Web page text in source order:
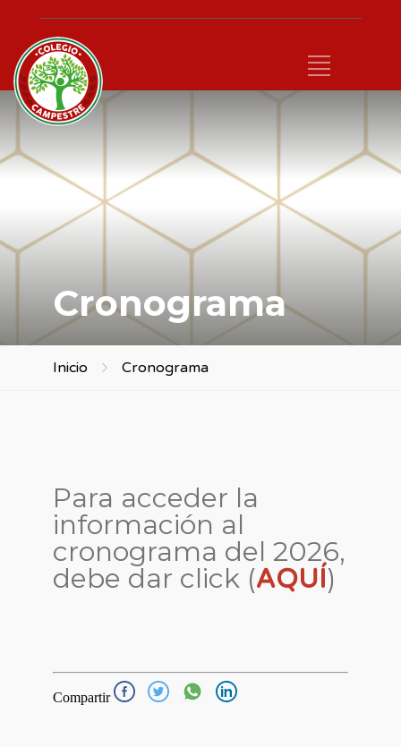
Cronograma
Inicio Cronograma
Para acceder la
información al
cronograma del 2026,
debe dar click (AQUÍ)
Compartir